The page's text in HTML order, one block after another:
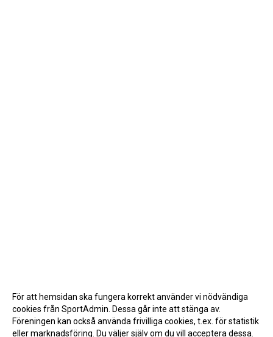
För att hemsidan ska fungera korrekt använder vi nödvändiga
cookies från SportAdmin. Dessa går inte att stänga av.
Föreningen kan också använda frivilliga cookies, t.ex. för statistik
eller marknadsföring. Du väljer själv om du vill acceptera dessa.